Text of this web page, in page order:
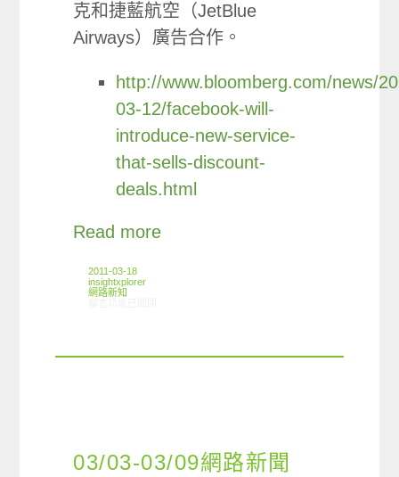
克和捷藍航空（JetBlue
Airways）廣告合作。
http://www.bloomberg.com/news/
03-12/facebook-will-
introduce-new-service-
that-sells-discount-
deals.html
Read more
2011-03-18
insightxplorer
網路新知
03/03-03/09網路新聞